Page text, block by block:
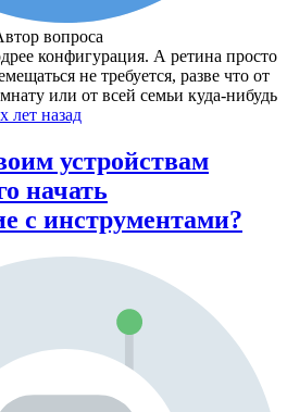
вопроса
конфигурация. А ретина просто
не требуется, разве что от
или от всей семьи куда-нибудь
лет назад
устройствам
начать
с инструментами?